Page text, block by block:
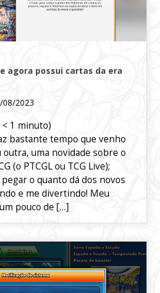
agora possui cartas da era
08/2023
< 1 minuto)
bastante tempo que venho
uma novidade sobre o
(o PTCGL ou TCG Live);
o quanto dá dos novos
e me divertindo! Meu
pouco de […]